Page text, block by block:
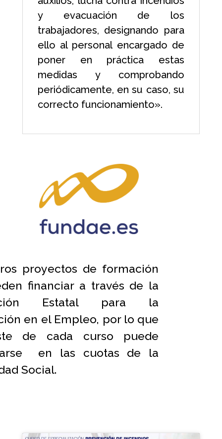
y evacuación de los
trabajadores, designando para
ello al personal encargado de
poner en práctica estas
medidas y comprobando
periódicamente, en su caso, su
correcto funcionamiento».
proyectos de formación
financiar a través de la
Estatal para la
en el Empleo, por lo que
de cada curso puede
en las cuotas de la
Social.